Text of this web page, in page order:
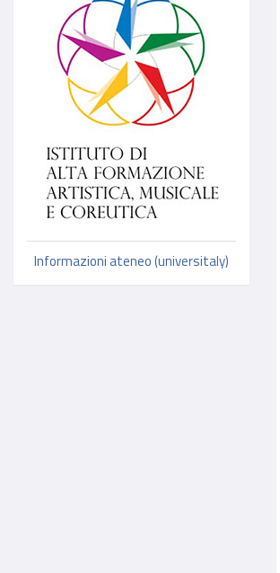
Informazioni ateneo (universitaly)